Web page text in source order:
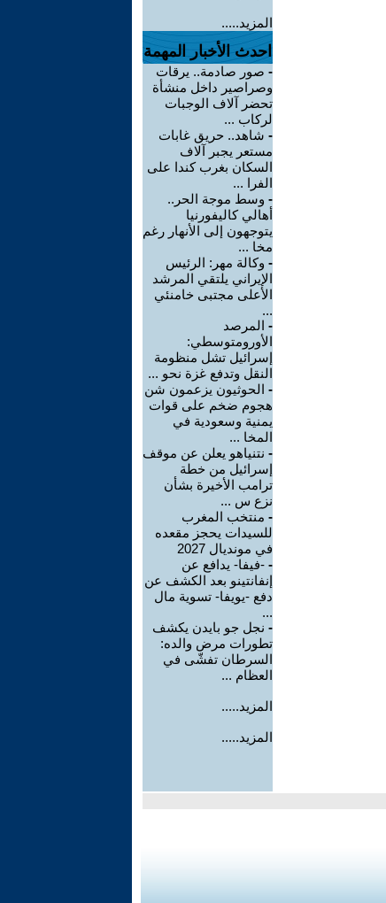
المزيد.....
احدث الأخبار المهمة
- صور صادمة.. يرقات
وصراصير داخل منشأة
تحضر آلاف الوجبات
لركاب ...
- شاهد.. حريق غابات
مستعر يجبر آلاف
السكان بغرب كندا على
الفرا ...
- وسط موجة الحر..
أهالي كاليفورنيا
يتوجهون إلى الأنهار رغم
مخا ...
- وكالة مهر: الرئيس
الإيراني يلتقي المرشد
الأعلى مجتبى خامنئي
...
- المرصد
الأورومتوسطي:
إسرائيل تشل منظومة
النقل وتدفع غزة نحو ...
- الحوثيون يزعمون شن
هجوم ضخم على قوات
يمنية وسعودية في
المخا ...
- نتنياهو يعلن عن موقف
إسرائيل من خطة
ترامب الأخيرة بشأن
نزع س ...
- منتخب المغرب
للسيدات يحجز مقعده
في مونديال 2027
- -فيفا- يدافع عن
إنفانتينو بعد الكشف عن
دفع -يويفا- تسوية مال
...
- نجل جو بايدن يكشف
تطورات مرض والده:
السرطان تفشّى في
العظام ...
المزيد.....
المزيد.....